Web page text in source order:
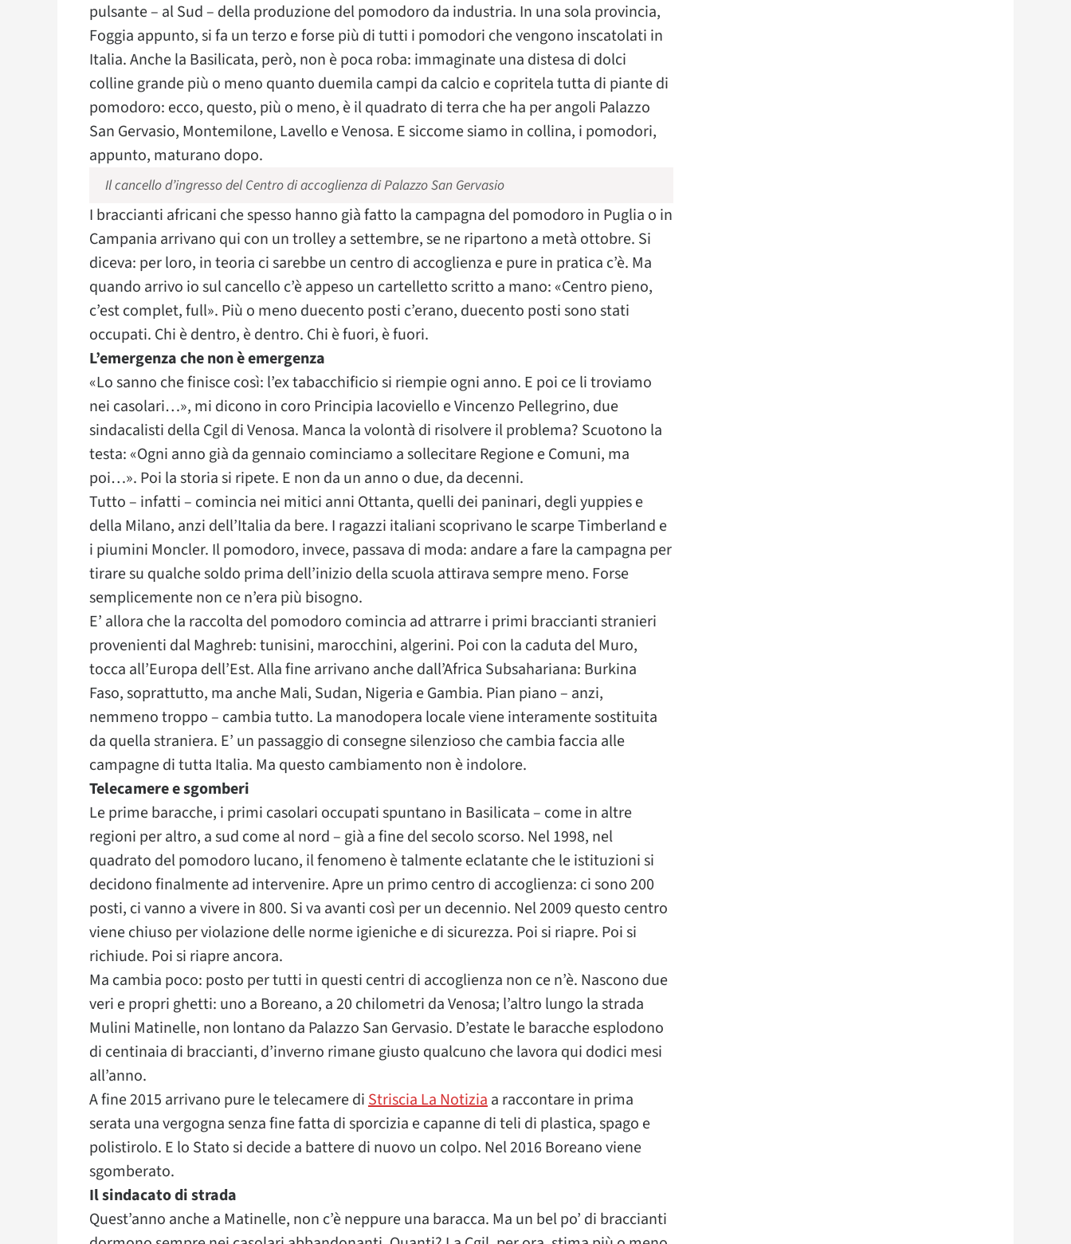
pulsante – al Sud – della produzione del pomodoro da industria. In una sola provincia,
Foggia appunto, si fa un terzo e forse più di tutti i pomodori che vengono inscatolati in
Italia. Anche la Basilicata, però, non è poca roba: immaginate una distesa di dolci
colline grande più o meno quanto duemila campi da calcio e copritela tutta di piante di
pomodoro: ecco, questo, più o meno, è il quadrato di terra che ha per angoli Palazzo
San Gervasio, Montemilone, Lavello e Venosa. E siccome siamo in collina, i pomodori,
appunto, maturano dopo.
Il cancello d’ingresso del Centro di accoglienza di Palazzo San Gervasio
I braccianti africani che spesso hanno già fatto la campagna del pomodoro in Puglia o in
Campania arrivano qui con un trolley a settembre, se ne ripartono a metà ottobre. Si
diceva: per loro, in teoria ci sarebbe un centro di accoglienza e pure in pratica c’è. Ma
quando arrivo io sul cancello c’è appeso un cartelletto scritto a mano: «Centro pieno,
c’est complet, full». Più o meno duecento posti c’erano, duecento posti sono stati
occupati. Chi è dentro, è dentro. Chi è fuori, è fuori.
L’emergenza che non è emergenza
«Lo sanno che finisce così: l’ex tabacchificio si riempie ogni anno. E poi ce li troviamo
nei casolari…», mi dicono in coro Principia Iacoviello e Vincenzo Pellegrino, due
sindacalisti della Cgil di Venosa. Manca la volontà di risolvere il problema? Scuotono la
testa: «Ogni anno già da gennaio cominciamo a sollecitare Regione e Comuni, ma
poi…». Poi la storia si ripete. E non da un anno o due, da decenni.
Tutto – infatti – comincia nei mitici anni Ottanta, quelli dei paninari, degli yuppies e
della Milano, anzi dell’Italia da bere. I ragazzi italiani scoprivano le scarpe Timberland e
i piumini Moncler. Il pomodoro, invece, passava di moda: andare a fare la campagna per
tirare su qualche soldo prima dell’inizio della scuola attirava sempre meno. Forse
semplicemente non ce n’era più bisogno.
E’ allora che la raccolta del pomodoro comincia ad attrarre i primi braccianti stranieri
provenienti dal Maghreb: tunisini, marocchini, algerini. Poi con la caduta del Muro,
tocca all’Europa dell’Est. Alla fine arrivano anche dall’Africa Subsahariana: Burkina
Faso, soprattutto, ma anche Mali, Sudan, Nigeria e Gambia. Pian piano – anzi,
nemmeno troppo – cambia tutto. La manodopera locale viene interamente sostituita
da quella straniera. E’ un passaggio di consegne silenzioso che cambia faccia alle
campagne di tutta Italia. Ma questo cambiamento non è indolore.
Telecamere e sgomberi
Le prime baracche, i primi casolari occupati spuntano in Basilicata – come in altre
regioni per altro, a sud come al nord – già a fine del secolo scorso. Nel 1998, nel
quadrato del pomodoro lucano, il fenomeno è talmente eclatante che le istituzioni si
decidono finalmente ad intervenire. Apre un primo centro di accoglienza: ci sono 200
posti, ci vanno a vivere in 800. Si va avanti così per un decennio. Nel 2009 questo centro
viene chiuso per violazione delle norme igieniche e di sicurezza. Poi si riapre. Poi si
richiude. Poi si riapre ancora.
Ma cambia poco: posto per tutti in questi centri di accoglienza non ce n’è. Nascono due
veri e propri ghetti: uno a Boreano, a 20 chilometri da Venosa; l’altro lungo la strada
Mulini Matinelle, non lontano da Palazzo San Gervasio. D’estate le baracche esplodono
di centinaia di braccianti, d’inverno rimane giusto qualcuno che lavora qui dodici mesi
all’anno.
A fine 2015 arrivano pure le telecamere diStriscia La Notiziaa raccontare in prima
serata una vergogna senza fine fatta di sporcizia e capanne di teli di plastica, spago e
polistirolo. E lo Stato si decide a battere di nuovo un colpo. Nel 2016 Boreano viene
sgomberato.
Il sindacato di strada
Quest’anno anche a Matinelle, non c’è neppure una baracca. Ma un bel po’ di braccianti